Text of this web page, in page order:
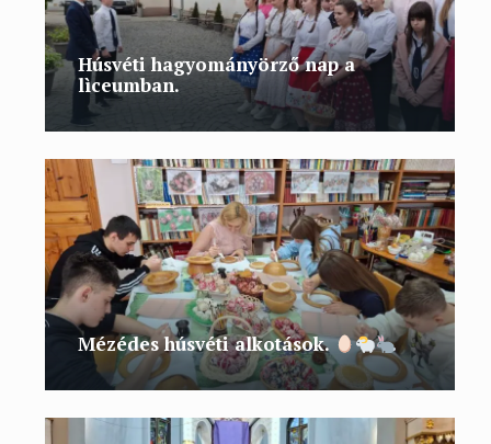
Húsvéti hagyományörző nap a
lìceumban.
Mézédes húsvéti alkotások.